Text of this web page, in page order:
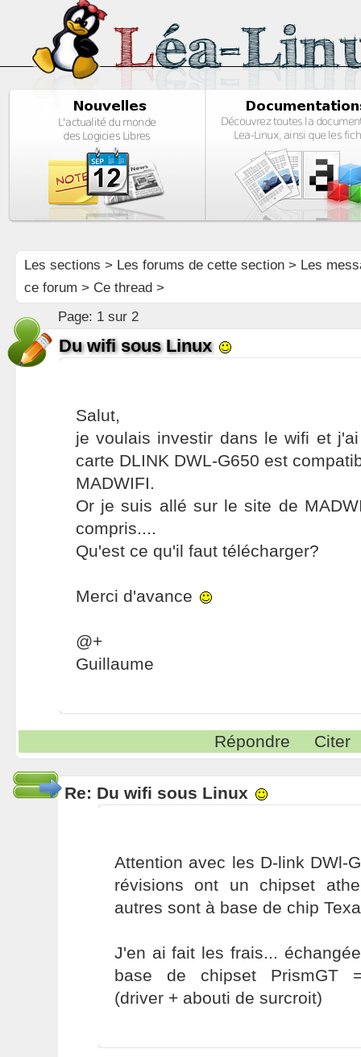
Les sections > Les forums de cette section> Les
ce forum > Ce thread >
Page: 1 sur 2
Du wifi sous Linux
Salut,
je voulais investir dans le wifi et
carte DLINK DWL-G650 est
MADWIFI.
Or je suis allé sur le site de
compris....
Qu'est ce qu'il faut télécharger?
Merci d'avance
@+
Guillaume
Répondre Citer
Re: Du wifi sous Linux
Attention avec les D-link DWl-
révisions ont un chipset
autres sont à base de chip
J'en ai fait les frais...
base de chipset PrismGT
(driver + abouti de surcroit)